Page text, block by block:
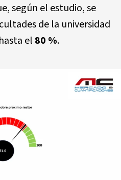
según el estudio, se
de la universidad
el 80 %.